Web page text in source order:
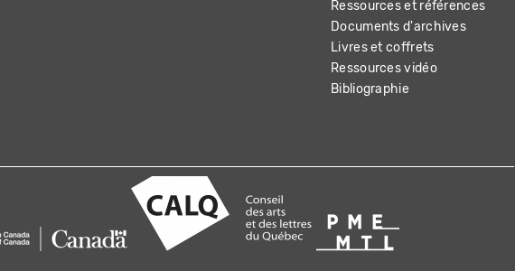
Ressources et références
Documents d'archives
Livres et coffrets
Ressources vidéo
Bibliographie